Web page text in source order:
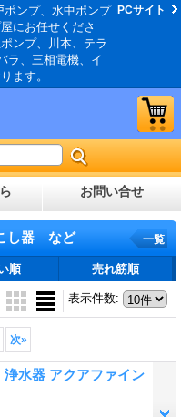
ンプ、水中ポンプ
にお任せくださ
ンプ、川本、テラ
ラ、三相電機、イ
ます。
PCサイト
お問い合せ
し器 など 一覧
順 売れ筋順
表示件数:
次»
水器 アクアファイン